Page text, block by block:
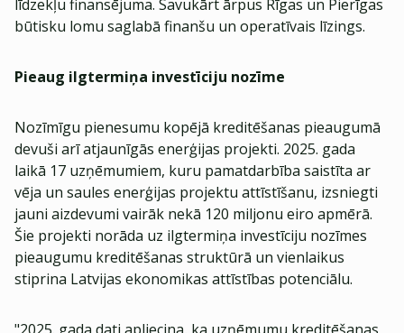
līdzekļu finansējuma. Savukārt ārpus Rīgas un Pierīgas
būtisku lomu saglabā finanšu un operatīvais līzings.
Pieaug ilgtermiņa investīciju nozīme
Nozīmīgu pienesumu kopējā kreditēšanas pieaugumā
devuši arī atjaunīgās enerģijas projekti. 2025. gada
laikā 17 uzņēmumiem, kuru pamatdarbība saistīta ar
vēja un saules enerģijas projektu attīstīšanu, izsniegti
jauni aizdevumi vairāk nekā 120 miljonu eiro apmērā.
Šie projekti norāda uz ilgtermiņa investīciju nozīmes
pieaugumu kreditēšanas struktūrā un vienlaikus
stiprina Latvijas ekonomikas attīstības potenciālu.